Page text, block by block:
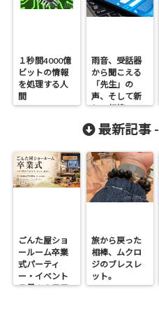
１秒間4000億
ビットの情報
を処理する人
間
雨音、受話器
から聞こえる
「先生」の
声、そして新
しい相棒
最新記事 -
ごんた屋ショ
ールーム卒業
式パーティ
ー・イベント
７月１９日日
旅から戻った
相棒、ムクロ
ジのブレスレ
ット。